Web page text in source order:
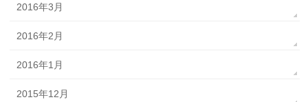
2016年3月
2016年2月
2016年1月
2015年12月